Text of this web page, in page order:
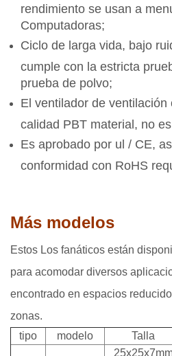
rendimiento se usan a
Computadoras;
Ciclo de larga vida, bajo
cumple con la estricta
prueba de polvo;
El ventilador de ventilación
calidad PBT material, no
Es aprobado por ul / CE,
conformidad con RoHS
Más modelos
Estos Los fanáticos están
para acomodar diversos
encontrado en espacios
zonas.
tipo
modelo Talla